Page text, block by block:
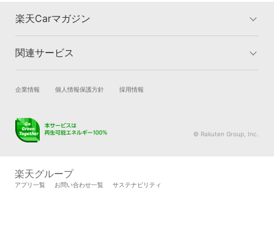
楽天Carマガジン
楽天Carマガジントップ
洗車・コーティングのカテゴリー
タイヤ交換のカテゴリー
車購入のカテゴリー
関連サービス
試乗・商談
新車購入
キズ修理予約
メンテナンス管理
自動車カタログ
自動車保険
企業情報 個人情報保護方針 採用情報
© Rakuten Group, Inc.
楽天グループ
アプリ一覧 お問い合わせ一覧 サステナビリティ